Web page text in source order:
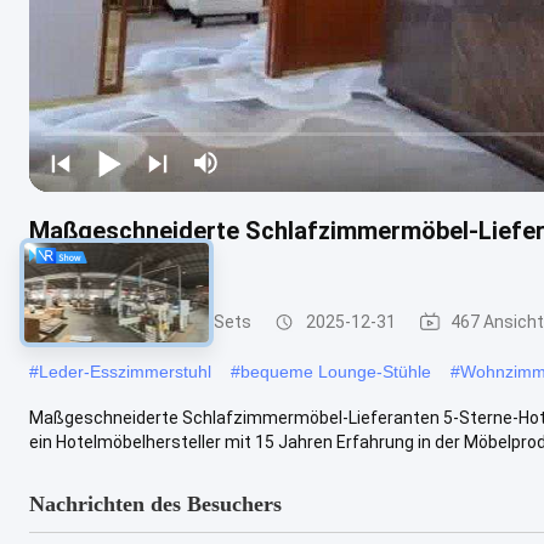
Maßgeschneiderte Schlafzimmermöbel-
Hotelresorts
Hotel Schlafzimmer Sets 2025-12-31 467
#Leder-Esszimmerstuhl #bequeme Lounge-Stühle #
Maßgeschneiderte Schlafzimmermöbel-Lieferanten 5-Sterne-
ein Hotelmöbelhersteller mit 15 Jahren Erfahrung in der
Nachrichten des Besuchers